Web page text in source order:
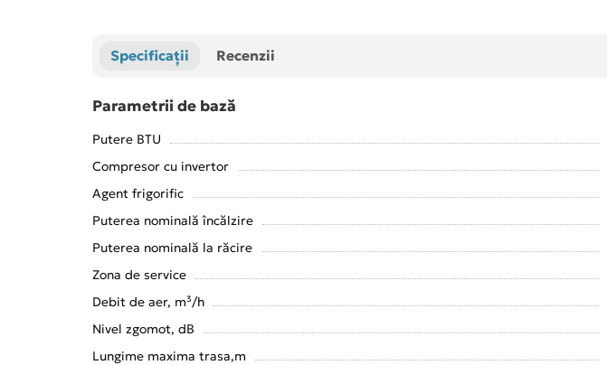
Specificații Recenzii
Parametrii de bază
Putere BTU
Compresor cu invertor
Agent frigorific
Puterea nominală încălzire
Puterea nominală la răcire
Zona de service
Debit de aer, m³/h
Nivel zgomot, dB
Lungime maxima trasa,m